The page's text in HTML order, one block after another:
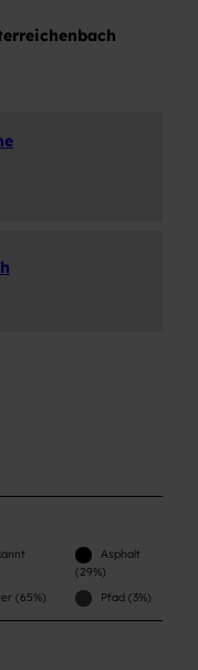
Asphalt
(29%)
(65%)
Pfad (3%)